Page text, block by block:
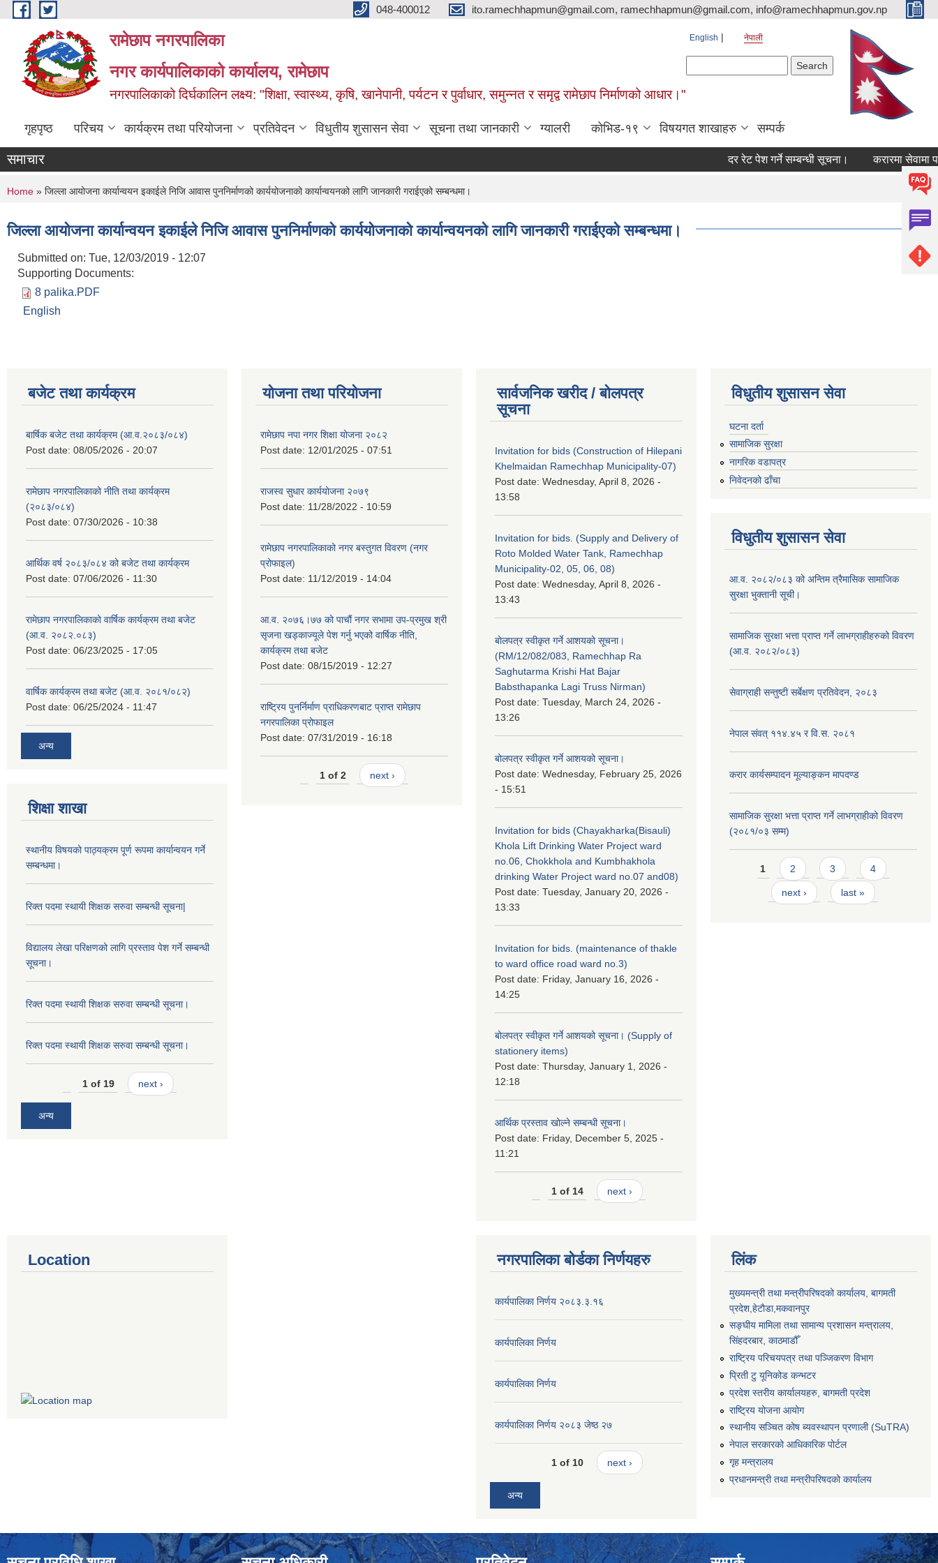
Skip to main content 048-400012 ito.ramechhapmun@gmail.com, ramechhapmun@gmail.com, info@ramechhapmun.gov.np
रामेछाप नगरपालिका
नगर कार्यपालिकाको कार्यालय, रामेछाप
नगरपालिकाको दिर्घकालिन लक्ष्य: "शिक्षा, स्वास्थ्य, कृषि, खानेपानी, पर्यटन र पुर्वाधार, समुन्नत र समृद्व रामेछाप निर्माणको आधार।"
English नेपाली
गृहपृष्ठ परिचय कार्यक्रम तथा परियोजना प्रतिवेदन विधुतीय शुसासन सेवा सूचना तथा जानकारी ग्यालरी कोभिड-१९ विषयगत शाखाहरु सम्पर्क
समाचार दर रेट पेश गर्ने सम्बन्धी सूचना। करारमा सेवामा
You are here
Home » जिल्ला आयोजना कार्यान्वयन इकाईले निजि आवास पुननिर्माणको कार्ययोजनाको कार्यान्वयनको लागि जानकारी गराईएको सम्बन्धमा।
जिल्ला आयोजना कार्यान्वयन इकाईले निजि आवास पुननिर्माणको कार्ययोजनाको कार्यान्वयनको लागि जानकारी गराईएको सम्बन्धमा।
Submitted on: Tue, 12/03/2019 - 12:07
Supporting Documents:
8 palika.PDF
English
बजेट तथा कार्यक्रम
बार्षिक बजेट तथा कार्यक्रम (आ.व.२०८३/०८४)
Post date: 08/05/2026 - 20:07
रामेछाप नगरपालिकाको नीति तथा कार्यक्रम
(२०८३/०८४)
Post date: 07/30/2026 - 10:38
आर्थिक वर्ष २०८३/०८४ को बजेट तथा कार्यक्रम
Post date: 07/06/2026 - 11:30
रामेछाप नगरपालिकाको वार्षिक कार्यक्रम तथा बजेट
(आ.व. २०८२.०८३)
Post date: 06/23/2025 - 17:05
वार्षिक कार्यक्रम तथा बजेट (आ.व. २०८१/०८२)
Post date: 06/25/2024 - 11:47
अन्य
शिक्षा शाखा
स्थानीय विषयको पाठ्यक्रम पूर्ण रूपमा कार्यान्वयन गर्ने
सम्बन्धमा।
रिक्त पदमा स्थायी शिक्षक सरुवा सम्बन्धी सूचना|
विद्यालय लेखा परिक्षणको लागि प्रस्ताव पेश गर्ने सम्बन्धी
सूचना।
रिक्त पदमा स्थायी शिक्षक सरुवा सम्बन्धी सूचना।
रिक्त पदमा स्थायी शिक्षक सरुवा सम्बन्धी सूचना।
1 of 19 next ›
अन्य
योजना तथा परियोजना
रामेछाप नपा नगर शिक्षा योजना २०८२
Post date: 12/01/2025 - 07:51
राजस्व सुधार कार्ययोजना २०७९
Post date: 11/28/2022 - 10:59
रामेछाप नगरपालिकाको नगर बस्तुगत विवरण (नगर
प्रोफाइल)
Post date: 11/12/2019 - 14:04
आ.व. २०७६।७७ को पाचौं नगर सभामा उप-प्रमुख श्री
सृजना खड्काज्यूले पेश गर्नु भएको वार्षिक नीति,
कार्यक्रम तथा बजेट
Post date: 08/15/2019 - 12:27
राष्ट्रिय पुनर्निर्माण प्राधिकरणबाट प्राप्त रामेछाप
नगरपालिका प्रोफाइल
Post date: 07/31/2019 - 16:18
1 of 2 next ›
सार्वजनिक खरीद / बोलपत्र
सूचना
Invitation for bids (Construction of Hilepani
Khelmaidan Ramechhap Municipality-07)
Post date: Wednesday, April 8, 2026 -
13:58
Invitation for bids. (Supply and Delivery of
Roto Molded Water Tank, Ramechhap
Municipality-02, 05, 06, 08)
Post date: Wednesday, April 8, 2026 -
13:43
बोलपत्र स्वीकृत गर्ने आशयको सूचना।
(RM/12/082/083, Ramechhap Ra
Saghutarma Krishi Hat Bajar
Babsthapanka Lagi Truss Nirman)
Post date: Tuesday, March 24, 2026 -
13:26
बोलपत्र स्वीकृत गर्ने आशयको सूचना।
Post date: Wednesday, February 25, 2026
- 15:51
Invitation for bids (Chayakharka(Bisauli)
Khola Lift Drinking Water Project ward
no.06, Chokkhola and Kumbhakhola
drinking Water Project ward no.07 and08)
Post date: Tuesday, January 20, 2026 -
13:33
Invitation for bids. (maintenance of thakle
to ward office road ward no.3)
Post date: Friday, January 16, 2026 -
14:25
बोलपत्र स्वीकृत गर्ने आशयको सूचना। (Supply of
stationery items)
Post date: Thursday, January 1, 2026 -
12:18
आर्थिक प्रस्ताव खोल्ने सम्बन्धी सूचना।
Post date: Friday, December 5, 2025 -
11:21
1 of 14 next ›
विधुतीय शुसासन सेवा
घटना दर्ता
सामाजिक सुरक्षा
नागरिक वडापत्र
निवेदनको ढाँचा
विधुतीय शुसासन सेवा
आ.व. २०८२/०८३ को अन्तिम त्रैमासिक सामाजिक
सुरक्षा भुक्तानी सूची।
सामाजिक सुरक्षा भत्ता प्राप्त गर्ने लाभग्राहीहरुको विवरण
(आ.व. २०८२/०८३)
सेवाग्राही सन्तुष्टी सर्बेक्षण प्रतिवेदन, २०८३
नेपाल संवत् ११४.४५ र वि.स. २०८१
करार कार्यसम्पादन मूल्याङ्कन मापदण्ड
सामाजिक सुरक्षा भत्ता प्राप्त गर्ने लाभग्राहीको विवरण
(२०८१/०३ सम्म)
Pages
1 2 3 4
next › last »
Location नगरपालिका बोर्डका निर्णयहरु
कार्यपालिका निर्णय २०८३.३.१६
कार्यपालिका निर्णय
कार्यपालिका निर्णय
कार्यपालिका निर्णय २०८३ जेष्ठ २७
1 of 10 next ›
अन्य
लिंक
मुख्यमन्त्री तथा मन्त्रीपरिषदको कार्यालय, बागमती
प्रदेश,हेटाैडा,मकवानपुर
सङ्‍घीय मामिला तथा सामान्य प्रशासन मन्त्रालय,
सिंहदरबार, काठमाडौँ
राष्ट्रिय परिचयपत्र तथा पञ्जिकरण विभाग
प्रिती टु यूनिकोड कन्भटर
प्रदेश स्तरीय कार्यालयहरु, बागमती प्रदेश
राष्ट्रिय योजना आयोग
स्थानीय सञ्चित कोष ब्यवस्थापन प्रणाली (SuTRA)
नेपाल सरकारको आधिकारिक पोर्टल
गृह मन्त्रालय
प्रधानमन्त्री तथा मन्त्रीपरिषदको कार्यालय